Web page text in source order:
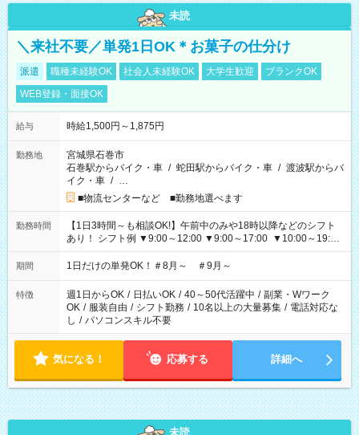
未読
＼来社不要／単発1日OK＊お菓子の仕分け
派遣 職種未経験OK 社会人未経験OK 大学生歓迎
ブランクOK
WEB登録・面接OK
給与 時給1,500円～1,875円
勤務地
宮城県石巻市
石巻駅からバイク・車 / 蛇田駅からバイク・車 / 渡波駅からバ
イク・車 / …
■物流センターなど ■勤務地選べます
勤務時間
【1日3時間～も相談OK!】午前中のみや18時以降などのシフト
あり！ シフト例 ▼9:00～12:00 ▼9:00～17:00 ▼10:00～19:00
▼18:00～21:00
期間 1日だけの単発OK！＃8月～ ＃9月～
特徴 週1日からOK / 日払いOK / 40～50代活躍中 / 副業・Wワーク
OK / 服装自由 / シフト勤務 / 10名以上の大量募集 / 電話対応な
し / パソコンスキル不要
気になる！ 応募する 詳細へ
未読